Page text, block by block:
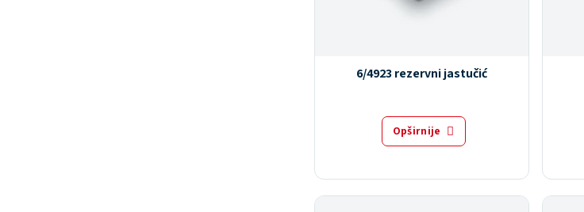
6/4923 rezervni jastučić
Opširnije